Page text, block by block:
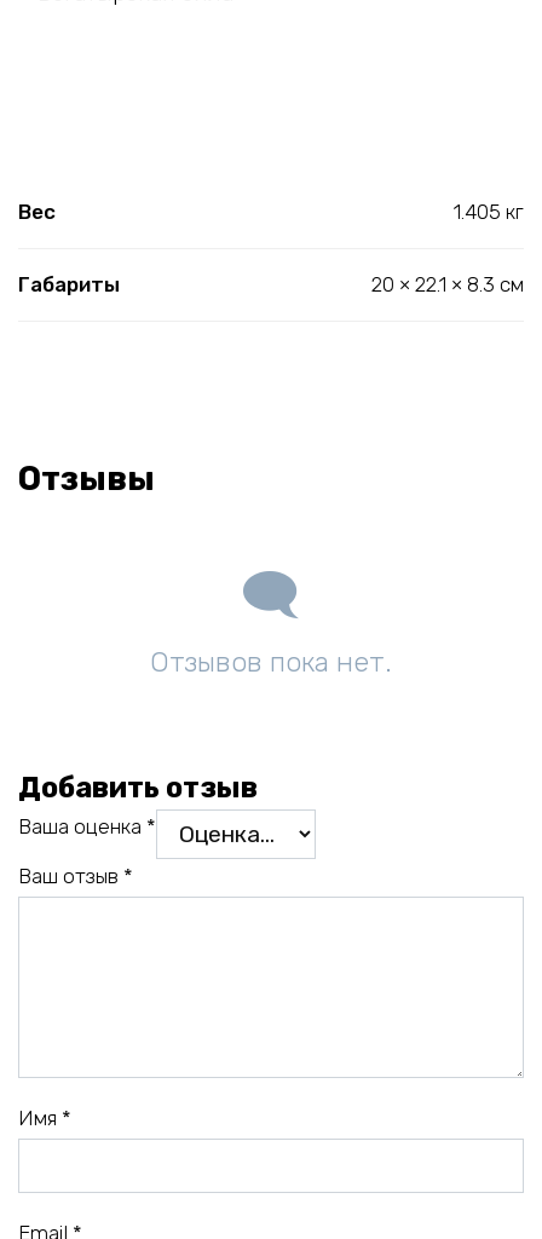
Вес 1.405 кг
Габариты 20 × 22.1 × 8.3 см
Отзывы
Отзывов пока нет.
Добавить отзыв
Ваша оценка *
Ваш отзыв *
Имя *
Email *